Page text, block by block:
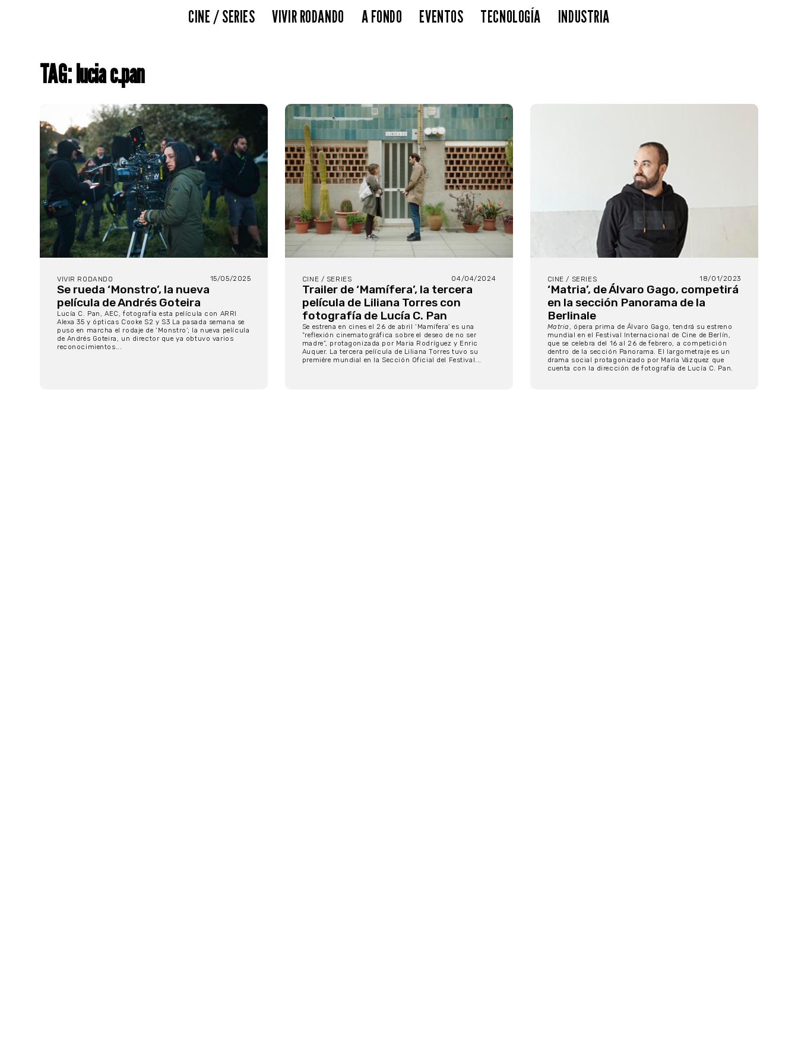
CINE / SERIES VIVIR RODANDO A FONDO EVENTOS TECNOLOGÍA INDUSTRIA
TAG: lucia c.pan
VIVIR RODANDO 15/05/2025
Se rueda ‘Monstro’, la nueva
película de Andrés Goteira
Lucía C. Pan, AEC, fotografía esta película con ARRI
Alexa 35 y ópticas Cooke S2 y S3 La pasada semana se
puso en marcha el rodaje de ‘Monstro’; la nueva película
de Andrés Goteira, un director que ya obtuvo varios
reconocimientos...
CINE / SERIES 04/04/2024
Trailer de ‘Mamífera’, la tercera
película de Liliana Torres con
fotografía de Lucía C. Pan
Se estrena en cines el 26 de abril ‘Mamífera’ es una
“reflexión cinematográfica sobre el deseo de no ser
madre”, protagonizada por Maria Rodríguez y Enric
Auquer. La tercera película de Liliana Torres tuvo su
première mundial en la Sección Oficial del Festival...
CINE / SERIES 18/01/2023
‘Matria’, de Álvaro Gago, competirá
en la sección Panorama de la
Berlinale
Matria, ópera prima de Álvaro Gago, tendrá su estreno
mundial en el Festival Internacional de Cine de Berlín,
que se celebra del 16 al 26 de febrero, a competición
dentro de la sección Panorama. El largometraje es un
drama social protagonizado por María Vázquez que
cuenta con la dirección de fotografía de Lucía C. Pan.